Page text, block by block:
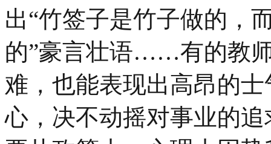
出“竹签子是竹子做的，
的”豪言壮语……有的教
难，也能表现出高昂的
心，决不动摇对事业的